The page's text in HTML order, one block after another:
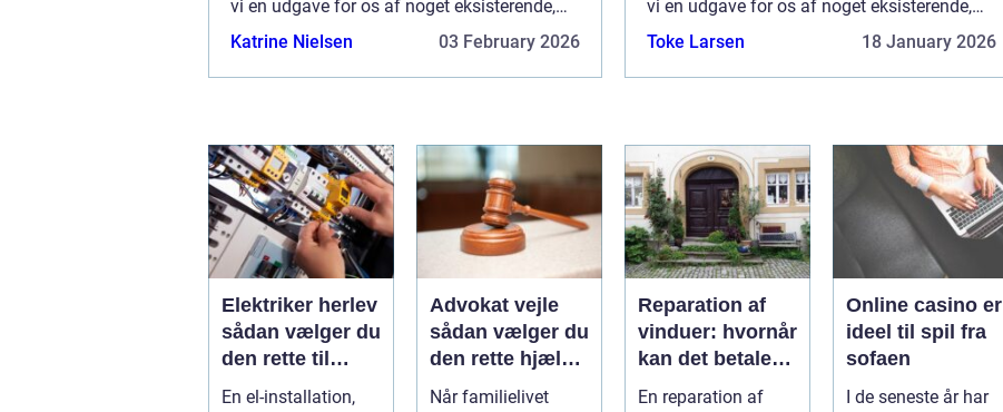
vi en udgave for os af noget eksisterende,
som der endnu ikke har set dagens lys, men
Katrine Nielsen 03 February 2026
vi en udgave for os af noget eksisterende,
som der endnu ikke har set dagens lys, men
Toke Larsen 18 January 2026
Elektriker herlev
sådan vælger du
den rette til
opgaven
En el-installation,
Advokat vejle
sådan vælger du
den rette hjælp
til familien
Når familielivet
Reparation af
vinduer: hvornår
kan det betale
sig?
En reparation af
Online casino er
ideel til spil fra
sofaen
I de seneste år har